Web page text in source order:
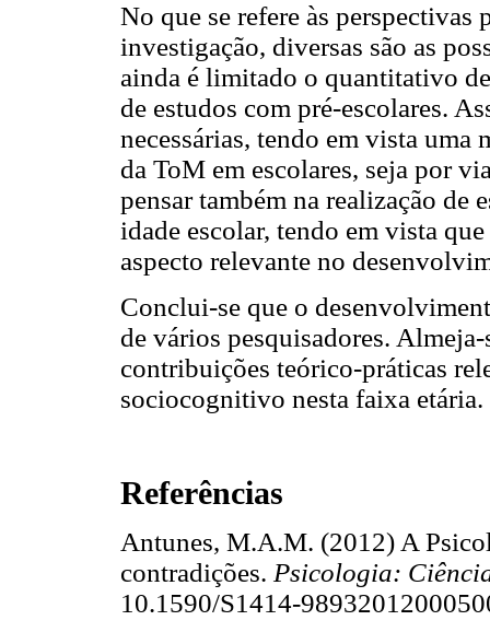
No que se refere às perspectivas
investigação, diversas são as
ainda é limitado o quantitativo
de estudos com pré-escolares.
necessárias, tendo em vista
da ToM em escolares, seja por
pensar também na realização de
idade escolar, tendo em vista
aspecto relevante no
Conclui-se que o
de vários pesquisadores.
contribuições teórico-práticas
sociocognitivo nesta faixa etária.
Referências
Antunes, M.A.M. (2012) A
contradições. Psicologia:
10.1590/S1414-